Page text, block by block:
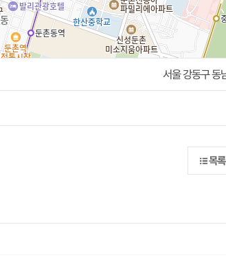
서울 강동구 동
목록